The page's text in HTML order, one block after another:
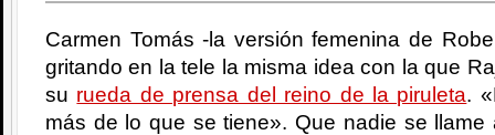
Carmen Tomás -la versión femenina de
gritando en la tele la misma idea con la que
su rueda de prensa del reino de la piruleta.
más de lo que se tiene». Que nadie se llame